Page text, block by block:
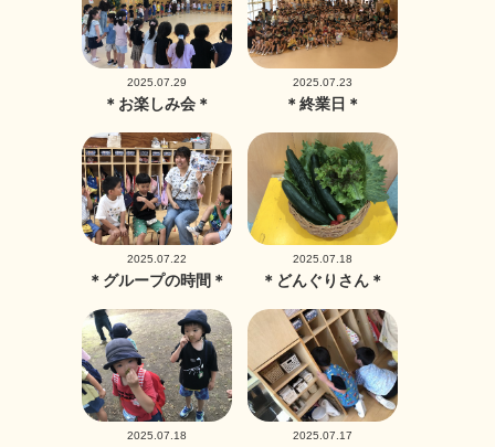
2025.07.29
＊お楽しみ会＊
2025.07.23
＊終業日＊
2025.07.22
＊グループの時間＊
2025.07.18
＊どんぐりさん＊
2025.07.18 2025.07.17